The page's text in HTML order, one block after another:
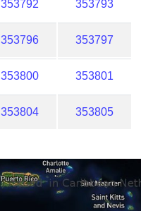
353792 353793
353796 353797
353800 353801
353804 353805